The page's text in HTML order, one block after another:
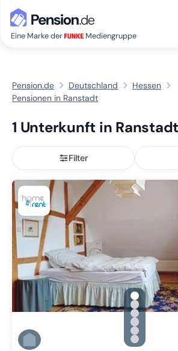
Eine Marke der Mediengruppe
Pension.de Deutschland
Hessen
Pensionen in Ranstadt
1 Unterkunft in Ranstadt
Filter
Zu Slide 1
Zu Slide 2
Zu Slide 3
Zu Slide 4
Zu Slide 5
Zu Slide 6